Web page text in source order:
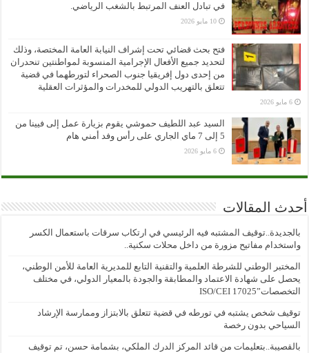
في تبادل العنف المرتبط بالشغب الرياضي.
10 مايو 2026
فتح بحث قضائي تحت إشراف النيابة العامة المختصة، وذلك
لتحديد جميع الأفعال الإجرامية المنسوبة لمواطنتين تنحدران
من إحدى دول إفريقيا جنوب الصحراء لتورطهما في قضية
تتعلق بالتهريب الدولي للمخدرات والمؤثرات العقلية
6 مايو 2026
السيد عبد اللطيف حموشي يقوم بزيارة عمل إلى فيينا من
5 إلى 7 ماي الجاري على رأس وفد أمني هام
6 مايو 2026
أحدث المقالات
بالجديدة..توقيف المشتبه فيه الرئيسي في ارتكاب سرقات باستعمال الكسر
واستخدام مفاتيح مزورة من داخل محلات سكنية..
المختبر الوطني للشرطة العلمية والتقنية التابع للمديرية العامة للأمن الوطني،
يحصل على شهادة الاعتماد والمطابقة والجودة بالمعيار الدولي، في مختلف
التخصصات”ISO/CEI 17025
توقيف شخص يشتبه في تورطه في قضية تتعلق بالابتزاز وممارسة الإرشاد
السياحي بدون رخصة
بالقصيبة..بتعليمات من قائد المركز الدرك الملكي، بشمامة حسن، تم توقيف